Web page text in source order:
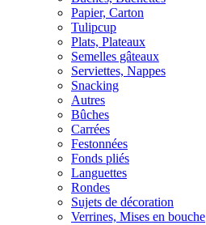
Papier, Carton
Tulipcup
Plats, Plateaux
Semelles gâteaux
Serviettes, Nappes
Snacking
Autres
Bûches
Carrées
Festonnées
Fonds pliés
Languettes
Rondes
Sujets de décoration
Verrines, Mises en bouche